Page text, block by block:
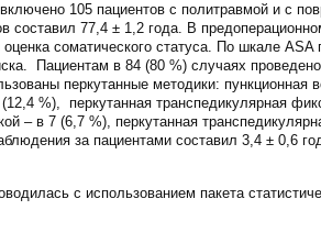
105 пациентов с политравмой и с
составил 77,4 ± 1,2 года. В
соматического статуса. По шкале
Пациентам в 84 (80 %) случаях
перкутанные методики:
%), перкутанная транспедикулярная
– в 7 (6,7 %), перкутанная
за пациентами составил 3,4 ± 0,6
с использованием пакета